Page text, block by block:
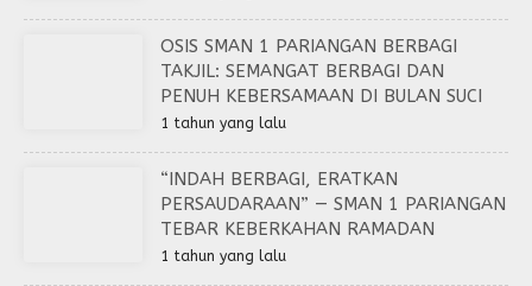
OSIS SMAN 1 PARIANGAN BERBAGI
TAKJIL: SEMANGAT BERBAGI DAN
PENUH KEBERSAMAAN DI BULAN SUCI
1 tahun yang lalu
“INDAH BERBAGI, ERATKAN
PERSAUDARAAN” — SMAN 1 PARIANGAN
TEBAR KEBERKAHAN RAMADAN
1 tahun yang lalu